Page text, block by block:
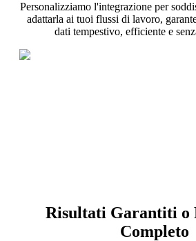
Personalizziamo l'integrazione per
adattarla ai tuoi flussi di lavoro,
dati tempestivo, efficiente e
Risultati Garantiti o
Completo